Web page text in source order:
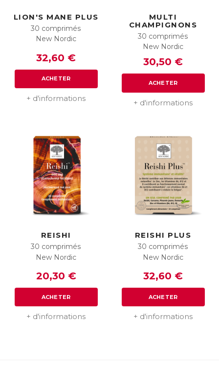
LION'S MANE PLUS
30 comprimés
New Nordic
32,60 €
ACHETER
+ d'informations
MULTI
CHAMPIGNONS
30 comprimés
New Nordic
30,50 €
ACHETER
+ d'informations
REISHI
30 comprimés
New Nordic
20,30 €
ACHETER
+ d'informations
REISHI PLUS
30 comprimés
New Nordic
32,60 €
ACHETER
+ d'informations